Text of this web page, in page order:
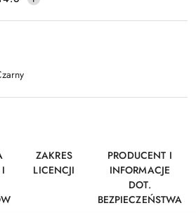
ZAKRES
LICENCJI
PRODUCENT I
INFORMACJE
DOT.
BEZPIECZEŃSTWA